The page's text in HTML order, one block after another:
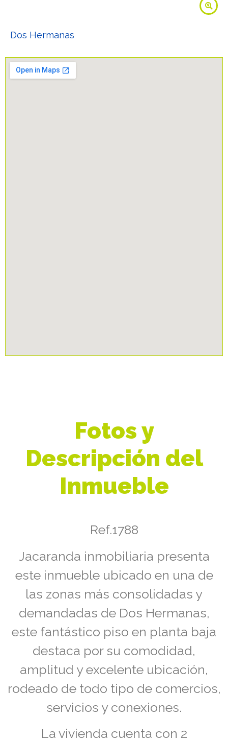
Dos Hermanas
Fotos y
Descripción del
Inmueble
Ref.1788
Jacaranda inmobiliaria presenta
este inmueble ubicado en una de
las zonas más consolidadas y
demandadas de Dos Hermanas,
este fantástico piso en planta baja
destaca por su comodidad,
amplitud y excelente ubicación,
rodeado de todo tipo de comercios,
servicios y conexiones.
La vivienda cuenta con 2